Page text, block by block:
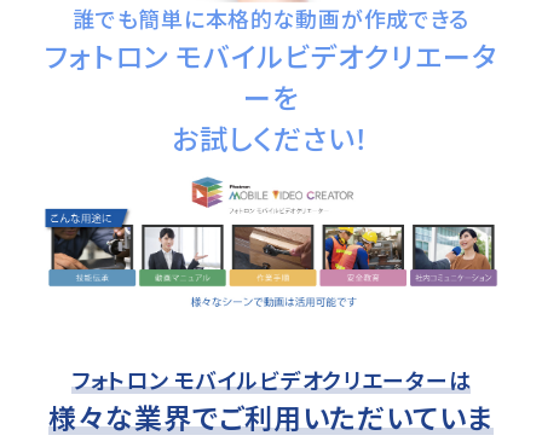
誰でも簡単に本格的な動画が作成できる
フォトロン モバイルビデオクリエータ
ーを
お試しください！
フォトロン モバイルビデオクリエーターは
様々な業界でご利用いただいていま